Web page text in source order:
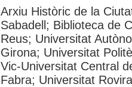
Arxiu Històric de la
Sabadell; Biblioteca de
Reus; Universitat
Girona; Universitat
Vic-Universitat Central
Fabra; Universitat